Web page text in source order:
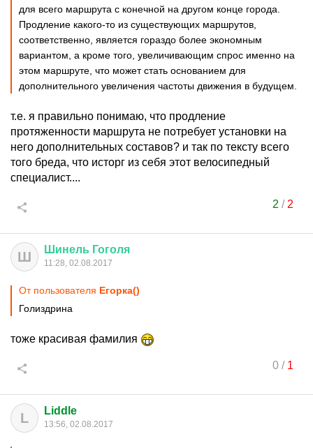
для всего маршрута с конечной на другом конце города.
Продление какого-то из существующих маршрутов,
соответственно, является гораздо более экономным
вариантом, а кроме того, увеличивающим спрос именно на
этом маршруте, что может стать основанием для
дополнительного увеличения частоты движения в будущем.
т.е. я правильно понимаю, что продление
протяженности маршрута не потребует установки на
него дополнительных составов? и так по тексту всего
того бреда, что исторг из себя этот велосипедный
специалист....
2 / 2
Ш Шинель Гоголя
11:28, 02.08.2017
От пользователя Егорка()
Голиздрина
тоже красивая фамилия
0/ 1
L Liddle
13:56, 02.08.2017